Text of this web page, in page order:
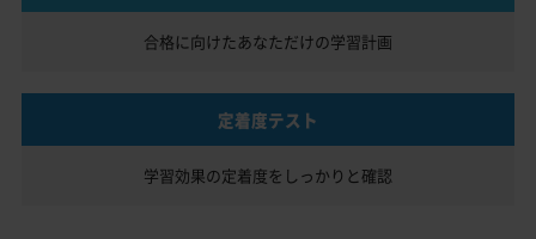
合格に向けたあなただけの学習計画
定着度テスト
学習効果の定着度を しっかりと確認